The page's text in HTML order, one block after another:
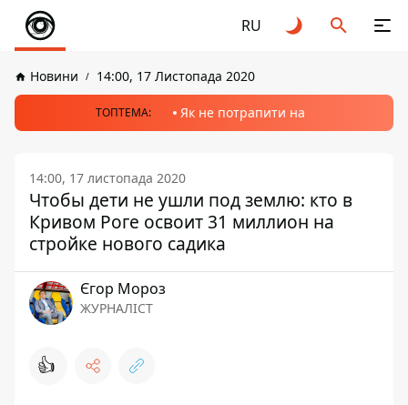
RU
Новини 14:00, 17 Листопада 2020
ТОПТЕМА: Як не потрапити на
14:00, 17 листопада 2020
Чтобы дети не ушли под землю: кто в
Кривом Роге освоит 31 миллион на
стройке нового садика
Єгор Мороз
ЖУРНАЛІСТ
👍